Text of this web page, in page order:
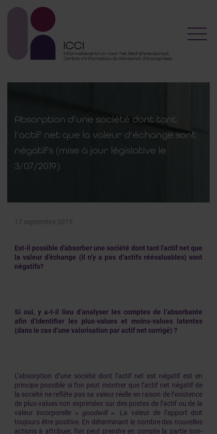
Absorption d’une société dont tant
l’actif net que la valeur d’échange sont
négatifs (mise à jour législative le
3/07/2019)
17 septembre 2015
Est-il possible d'absorber une société dont tant l'actif net que
la valeur d’échange (il n’y a pas d’actifs réévaluables) sont
négatifs?
Si oui, y a-t-il lieu d’analyser les comptes de l’absorbante
afin d’identifier les plus-values et moins-values latentes
(dans le cas d’une valorisation par actif net corrigé) ?
L’absorption d’une société dont l’actif net est négatif est en
principe possible si l’on peut montrer que l’actif net négatif de
la société ne reflète pas sa valeur réelle en raison de l’existence
de plus-values non exprimées sur des postes de l’actif ou de la
valeur incorporelle « goodwill». La valeur de l’apport doit
toujours être positive. En déterminant le nombre des nouvelles
actions à attribuer, l’on peut prendre en compte la partie non-